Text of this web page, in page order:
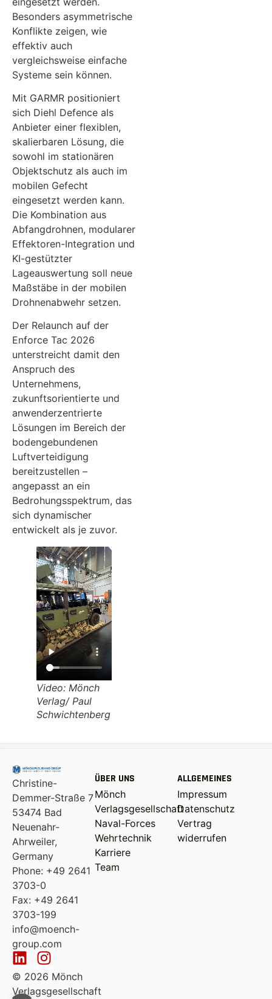
Besonders asymmetrische
Konflikte zeigen, wie
effektiv auch
vergleichsweise einfache
Systeme sein können.
Mit GARMR positioniert
sich Diehl Defence als
Anbieter einer flexiblen,
skalierbaren Lösung, die
sowohl im stationären
Objektschutz als auch im
mobilen Gefecht
eingesetzt werden kann.
Die Kombination aus
Abfangdrohnen, modularer
Effektoren-Integration und
KI-gestützter
Lageauswertung soll neue
Maßstäbe in der mobilen
Drohnenabwehr setzen.
Der Relaunch auf der
Enforce Tac 2026
unterstreicht damit den
Anspruch des
Unternehmens,
zukunftsorientierte und
anwenderzentrierte
Lösungen im Bereich der
bodengebundenen
Luftverteidigung
bereitzustellen –
angepasst an ein
Bedrohungsspektrum, das
sich dynamischer
entwickelt als je zuvor.
Video: Mönch
Verlag/ Paul
Schwichtenberg
Christine-
Demmer-Straße 7
53474 Bad
Neuenahr-
Ahrweiler,
Germany
Phone: +49 2641
3703-0
Fax: +49 2641
3703-199
info@moench-
group.com
© 2026 Mönch
Verlagsgesellschaft
ÜBER UNS
Mönch
Verlagsgesellschaft
Naval-Forces
Wehrtechnik
Karriere
Team
ALLGEMEINES
Impressum
Datenschutz
Vertrag
widerrufen